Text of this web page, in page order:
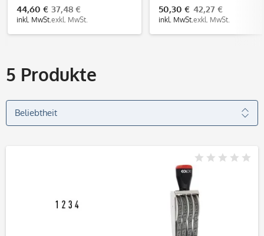
44,60 €
inkl. MwSt.
37,48 €
exkl. MwSt.
50,30 €
inkl. MwSt.
42,27 €
exkl. MwSt.
5 Produkte